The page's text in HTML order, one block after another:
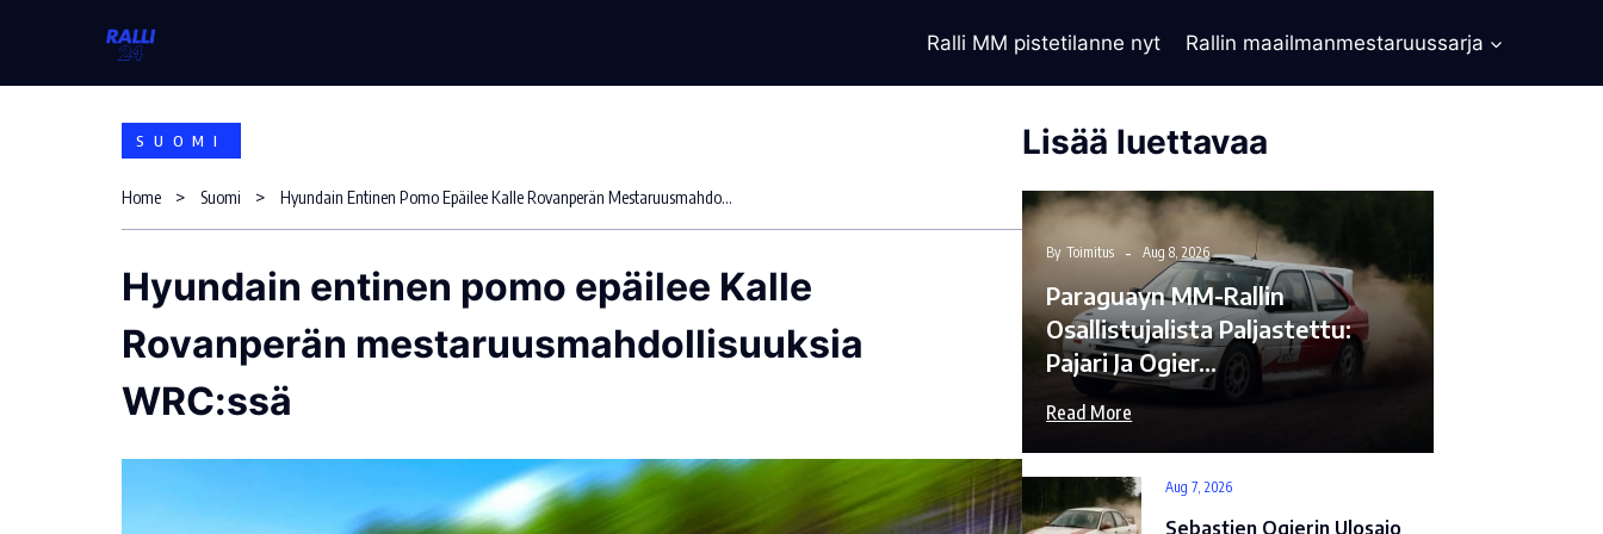
Ralli MM pistetilanne nyt Rallin maailmanmestaruussarja
SUOMI
Home Suomi Hyundain Entinen Pomo Epäilee Kalle Rovanperän Mestaruusmahdollisuuksia WRC:ssä
Hyundain entinen pomo epäilee Kalle
Rovanperän mestaruusmahdollisuuksia
WRC:ssä
Lisää luettavaa
By Toimitus Aug 8, 2026
Paraguayn MM-Rallin
Osallistujalista Paljastettu:
Pajari Ja Ogier…
Read More
Aug 7, 2026
Sebastien Ogierin Ulosajo